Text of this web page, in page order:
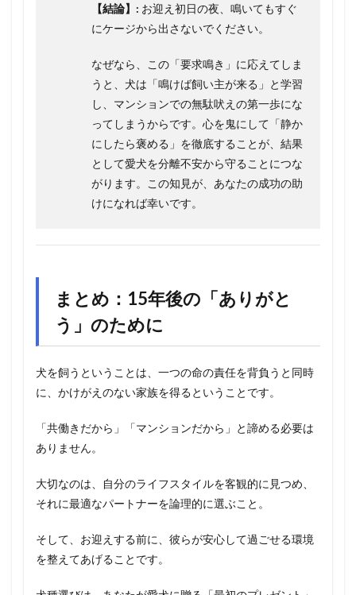
【結論】: お迎え初日の夜、鳴いてもすぐ
にケージから出さないでください。
なぜなら、この「要求鳴き」に応えてしま
うと、犬は「鳴けば飼い主が来る」と学習
し、マンションでの無駄吠えの第一歩にな
ってしまうからです。心を鬼にして「静か
にしたら褒める」を徹底することが、結果
として愛犬を分離不安から守ることにつな
がります。この知見が、あなたの成功の助
けになれば幸いです。
まとめ：15年後の「ありがと
う」のために
犬を飼うということは、一つの命の責任を背負うと同時
に、かけがえのない家族を得るということです。
「共働きだから」「マンションだから」と諦める必要は
ありません。
大切なのは、自分のライフスタイルを客観的に見つめ、
それに最適なパートナーを論理的に選ぶこと。
そして、お迎えする前に、彼らが安心して過ごせる環境
を整えてあげることです。